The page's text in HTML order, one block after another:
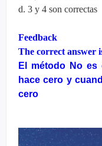
d. 3 y 4 son correctas
Feedback
The correct answer
El método No
hace cero y
cero